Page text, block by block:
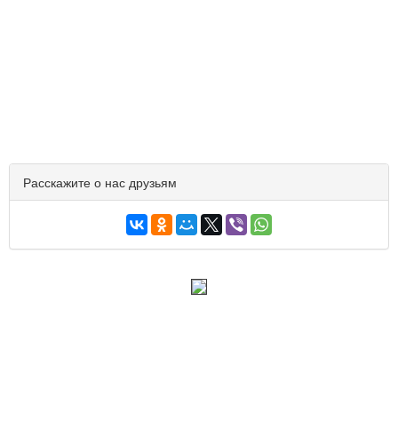
Расскажите о нас друзьям